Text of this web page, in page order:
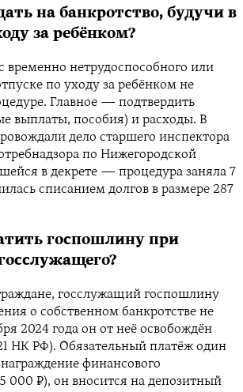
на банкротство, будучи в
за ребёнком?
временно нетрудоспособного или
по уходу за ребёнком не
Главное — подтвердить
выплаты, пособия) и расходы. В
дело старшего инспектора
по Нижегородской
в декрете — процедура заняла 7
списанием долгов в размере 287
госпошлину при
госслужащий госпошлину
о собственном банкротстве не
2024 года он от неё освобождён
НК РФ). Обязательный платёж один
финансового
000 ₽), он вносится на депозитный